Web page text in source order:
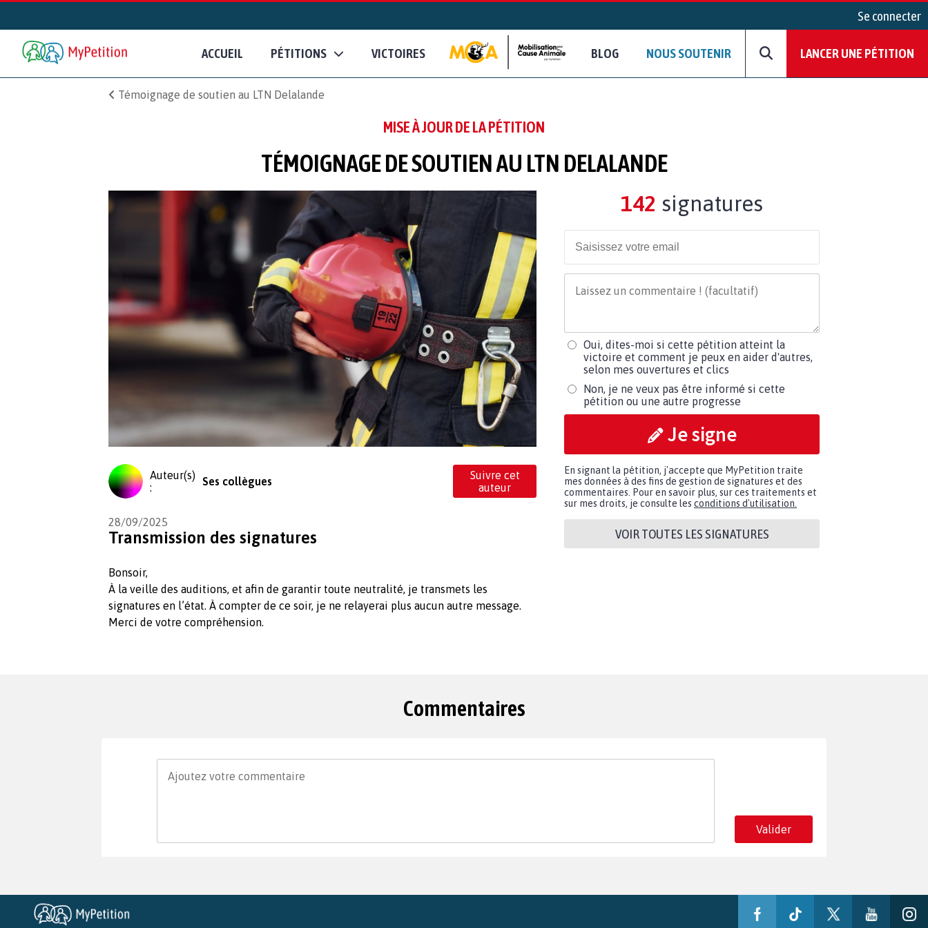
Se connecter
ACCUEIL PÉTITIONS VICTOIRES BLOG NOUS SOUTENIR LANCER UNE PÉTITION
Témoignage de soutien au LTN Delalande
MISE À JOUR DE LA PÉTITION
TÉMOIGNAGE DE SOUTIEN AU LTN DELALANDE
Auteur(s)
:
Ses collègues
Suivre cet
auteur
28/09/2025
Transmission des signatures
Bonsoir,
À la veille des auditions, et afin de garantir toute neutralité, je transmets les
signatures en l’état. À compter de ce soir, je ne relayerai plus aucun autre message.
Merci de votre compréhension.
142 signatures
Oui, dites-moi si cette pétition atteint la
victoire et comment je peux en aider d'autres,
selon mes ouvertures et clics
Non, je ne veux pas être informé si cette
pétition ou une autre progresse
Je signe
En signant la pétition, j'accepte que MyPetition traite
mes données à des fins de gestion de signatures et des
commentaires. Pour en savoir plus, sur ces traitements et
sur mes droits, je consulte les conditions d'utilisation.
VOIR TOUTES LES SIGNATURES
Commentaires
Valider